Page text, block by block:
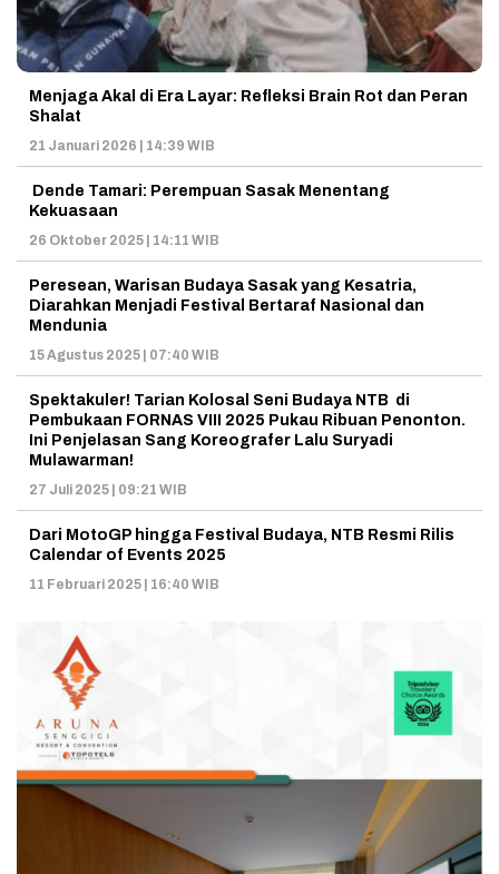
Menjaga Akal di Era Layar: Refleksi Brain Rot dan Peran
Shalat
21 Januari 2026 | 14:39 WIB
Dende Tamari: Perempuan Sasak Menentang
Kekuasaan
26 Oktober 2025 | 14:11 WIB
Peresean, Warisan Budaya Sasak yang Kesatria,
Diarahkan Menjadi Festival Bertaraf Nasional dan
Mendunia
15 Agustus 2025 | 07:40 WIB
Spektakuler! Tarian Kolosal Seni Budaya NTB di
Pembukaan FORNAS VIII 2025 Pukau Ribuan Penonton.
Ini Penjelasan Sang Koreografer Lalu Suryadi
Mulawarman!
27 Juli 2025 | 09:21 WIB
Dari MotoGP hingga Festival Budaya, NTB Resmi Rilis
Calendar of Events 2025
11 Februari 2025 | 16:40 WIB